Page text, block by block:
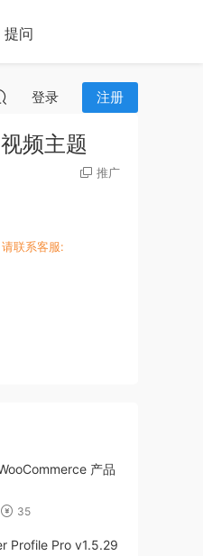
提问
登录 注册
频主题
推广
联系客服:
产品
35
Profile Pro v1.5.29